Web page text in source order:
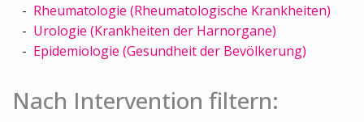
Rheumatologie (Rheumatologische Krankheiten)
Urologie (Krankheiten der Harnorgane)
Epidemiologie (Gesundheit der Bevölkerung)
Nach Intervention filtern: